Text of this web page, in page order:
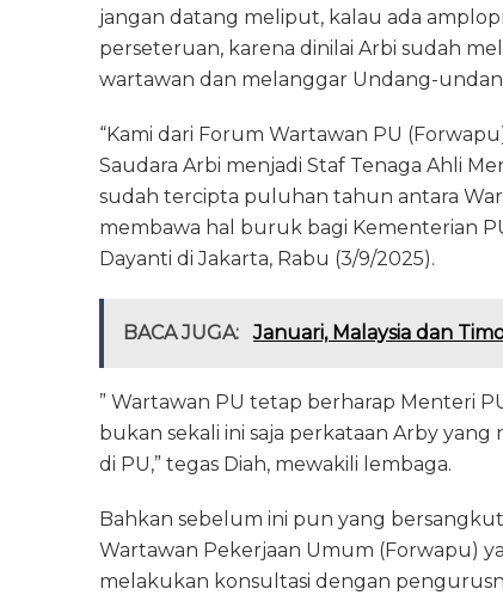
jangan datang meliput, kalau ada
perseteruan, karena dinilai Arbi sudah
wartawan dan melanggar Undang-
“Kami dari Forum Wartawan PU
Saudara Arbi menjadi Staf Tenaga Ahli
sudah tercipta puluhan tahun antara
membawa hal buruk bagi Kementerian
Dayanti di Jakarta, Rabu (3/9/2025).
BACA JUGA: Januari, Malaysia dan
” Wartawan PU tetap berharap Menteri
bukan sekali ini saja perkataan Arby
di PU,” tegas Diah, mewakili lembaga.
Bahkan sebelum ini pun yang
Wartawan Pekerjaan Umum (Forwapu)
melakukan konsultasi dengan